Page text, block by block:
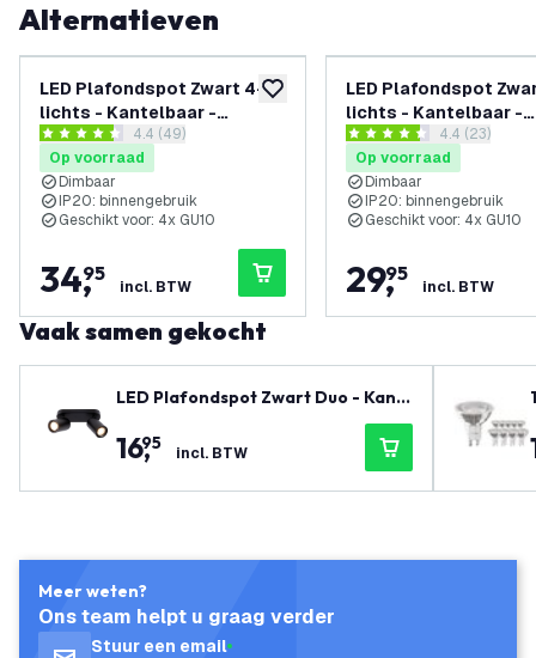
Alternatieven
toevoegen aan verlanglijst
LED Plafondspot Zwart 4-
lichts - Kantelbaar -
Dimbaar - GU10 fitting –
Opbouw
reviews drawer openen
4.4 score sterren4.4 (49)
Op voorraad
Dimbaar
IP20: binnengebruik
Geschikt voor: 4x GU10
34,
95
incl. BTW
LED Plafondspot
lichts - Kantelbaar -
Dimbaar - GU10
Opbouw
reviews
4.4 score sterren4.4 (23)
Op voorraad
Dimbaar
IP20: binnengebruik
Geschikt voor: 4x GU10
29,
95
incl. BTW
Vaak samen gekocht
LED Plafondspot Zwart Duo - Kant
16,
95 incl. BTW
Meer weten?
Ons team helpt u graag verder
Stuur een email